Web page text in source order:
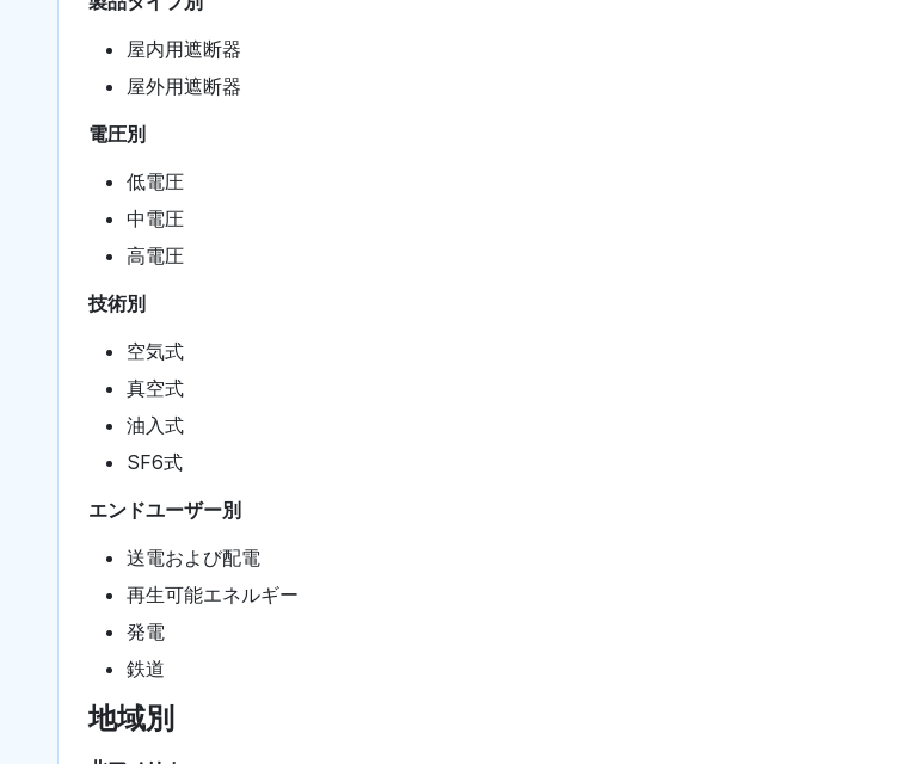
屋内用遮断器
屋外用遮断器
電圧別
低電圧
中電圧
高電圧
技術別
空気式
真空式
油入式
SF6式
エンドユーザー別
送電および配電
再生可能エネルギー
発電
鉄道
地域別